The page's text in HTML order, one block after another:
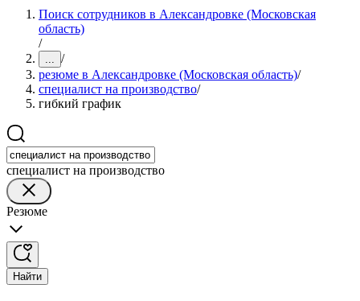
Поиск сотрудников в Александровке (Московская
область)
/
... /
резюме в Александровке (Московская область)/
специалист на производство/
гибкий график
специалист на производство
Резюме
Найти